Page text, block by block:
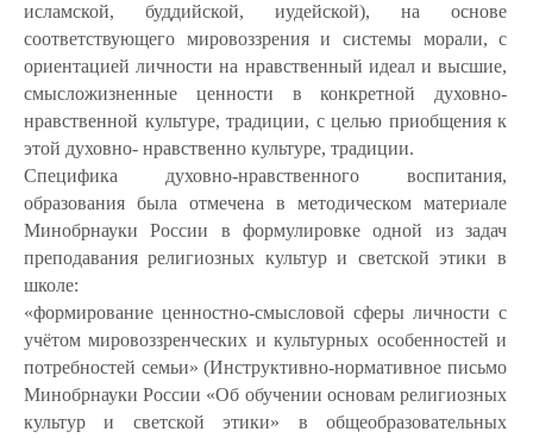
исламской, буддийской, иудейской), на основе
соответствующего мировоззрения и системы морали, с
ориентацией личности на нравственный идеал и высшие,
смысложизненные ценности в конкретной духовно-
нравственной культуре, традиции, с целью приобщения к
этой духовно- нравственно культуре, традиции.
Специфика духовно-нравственного воспитания,
образования была отмечена в методическом материале
Минобрнауки России в формулировке одной из задач
преподавания религиозных культур и светской этики в
школе:
«формирование ценностно-смысловой сферы личности с
учётом мировоззренческих и культурных особенностей и
потребностей семьи» (Инструктивно-нормативное письмо
Минобрнауки России «Об обучении основам религиозных
культур и светской этики» в общеобразовательных